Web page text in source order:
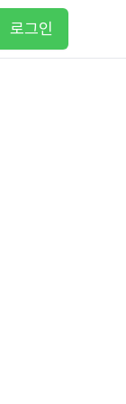
로그인